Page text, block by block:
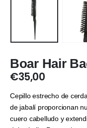
Boar Hair
€35,00
Cepillo estrecho de
de jabalí proporcionan
cuero cabelludo y